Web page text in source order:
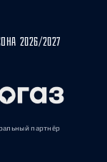
2026/2027
партнёр